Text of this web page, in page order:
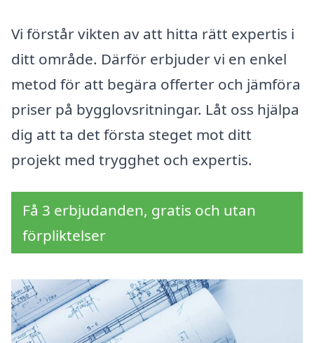
Vi förstår vikten av att hitta rätt expertis i
ditt område. Därför erbjuder vi en enkel
metod för att begära offerter och jämföra
priser på bygglovsritningar. Låt oss hjälpa
dig att ta det första steget mot ditt
projekt med trygghet och expertis.
Få 3 erbjudanden, gratis och utan
förpliktelser